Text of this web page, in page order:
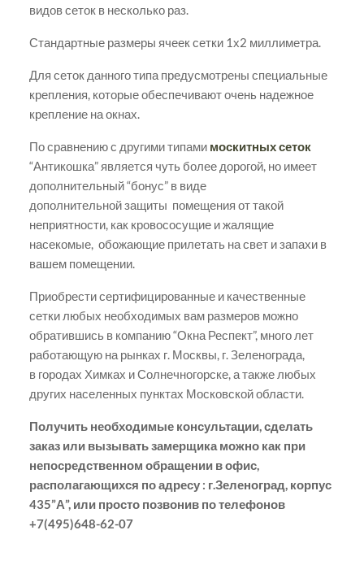
видов сеток в несколько раз.
Стандартные размеры ячеек сетки 1х2 миллиметра.
Для сеток данного типа предусмотрены специальные
крепления, которые обеспечивают очень надежное
крепление на окнах.
По сравнению с другими типами москитных сеток
“Антикошка” является чуть более дорогой, но имеет
дополнительный “бонус” в виде
дополнительной защиты помещения от такой
неприятности, как кровососущие и жалящие
насекомые, обожающие прилетать на свет и запахи в
вашем помещении.
Приобрести сертифицированные и качественные
сетки любых необходимых вам размеров можно
обратившись в компанию “Окна Респект”, много лет
работающую на рынках г. Москвы, г. Зеленограда,
в городах Химках и Солнечногорске, а также любых
других населенных пунктах Московской области.
Получить необходимые консультации, сделать
заказ или вызывать замерщика можно как при
непосредственном обращении в офис,
располагающихся по адресу : г.Зеленоград, корпус
435”А”, или просто позвонив по телефонов
+7(495)648-62-07